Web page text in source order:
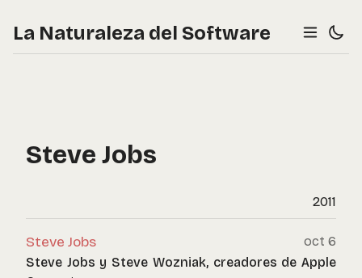
La Naturaleza del Software
Steve Jobs
2011
Steve Jobs
oct 6
Steve Jobs y Steve Wozniak, creadores de Apple